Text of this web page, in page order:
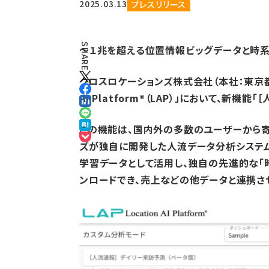
2025.03.13 プレスリリース
〜１兆を超える位置情報ビッグデータと時
クロスロケーションズ株式会社（本社：東
AI Platform®（LAP）」において、新機能「［
この機能は、国内外の多数のユーザーから
ズが独自に開発した人流データ分析シス
学習データとして活用し、独自の先進的な
ンロードでき、売上などの他データと連携
SHARE